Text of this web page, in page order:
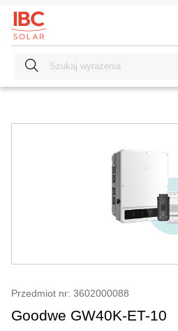
Przedmiot nr: 3602000088
Goodwe GW40K-ET-10